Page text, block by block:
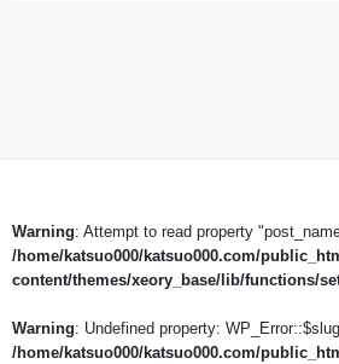
Warning: Attempt to read property
/home/katsuo000/katsuo000.com/
content/themes/xeory_base/lib/functions/
Warning: Undefined property:
/home/katsuo000/katsuo000.com/